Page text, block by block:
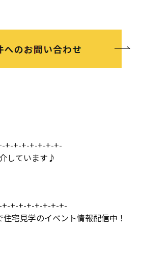
ンス
+-+-+-+-+-+-+-
しています♪
+-+-+-+-+-+-+-
宅見学のイベント情報配信中！